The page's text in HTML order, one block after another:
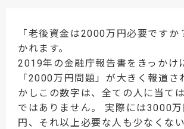
「老後資金は2000万円必要ですか
かれます。
2019年の金融庁報告書をきっかけ
「2000万円問題」が大きく報道さ
かしこの数字は、全ての人に当て
ではありません。 実際には3000
円、それ以上必要な人も少なくない